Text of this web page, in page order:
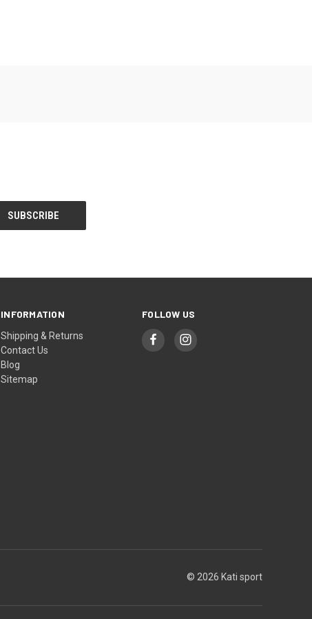
INFORMATION
Shipping & Returns
Contact Us
Blog
Sitemap
FOLLOW US
© 2026 Kati sport